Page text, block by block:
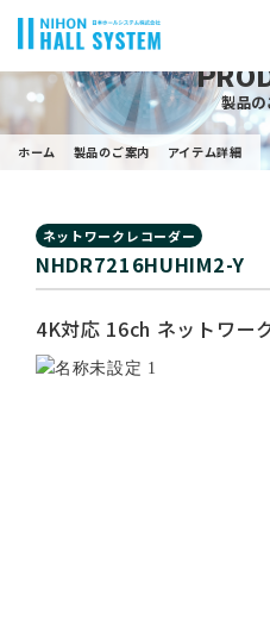
製品の
ホーム 製品のご案内 アイテム詳細
ネットワークレコーダー
NHDR7216HUHIM2-Y
4K対応 16ch ネットワー